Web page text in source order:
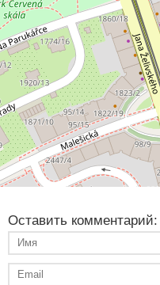
Оставить комментарий: